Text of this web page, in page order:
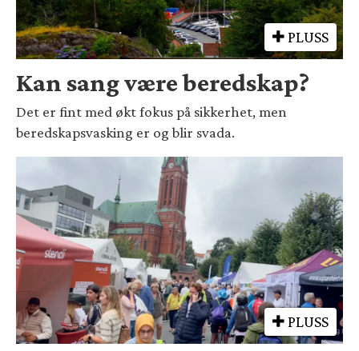
PLUSS
Kan sang være beredskap?
Det er fint med økt fokus på sikkerhet, men
beredskapsvasking er og blir svada.
PLUSS